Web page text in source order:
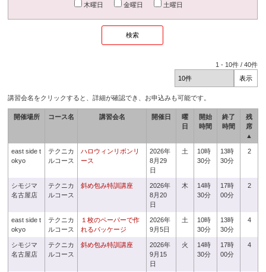
木曜日
金曜日 土曜日
1 - 10件 /40件
講習会名をクリックすると、詳細が確認でき、お申込みも可能です。
開催場所 コース名 講習会名 開催日
曜
日
開始
時間
終了
時間
残
席
▲
east side t
okyo
テクニカ
ルコース
ハロウィンリボンリ
ース
2026年
8月29
日
土
10時
30分
13時
30分
2
シモジマ
名古屋店
テクニカ
ルコース
斜め包み特訓講座
2026年
8月20
日
木
14時
30分
17時
00分
2
east side t
okyo
テクニカ
ルコース
１枚のペーパーで作
れるパッケージ
2026年
9月5日
土
10時
30分
13時
30分
4
シモジマ
名古屋店
テクニカ
ルコース
斜め包み特訓講座
2026年
9月15
日
火
14時
30分
17時
00分
4